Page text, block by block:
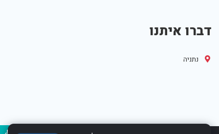
דברו איתנו
נתניה